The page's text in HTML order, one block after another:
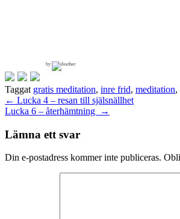
by
Taggat gratis meditation, inre frid, meditation,
Inläggsnavigering
← Lucka 4 – resan till själsnällhet
Lucka 6 – återhämtning
→
Lämna ett svar
Din e-postadress kommer inte publiceras.